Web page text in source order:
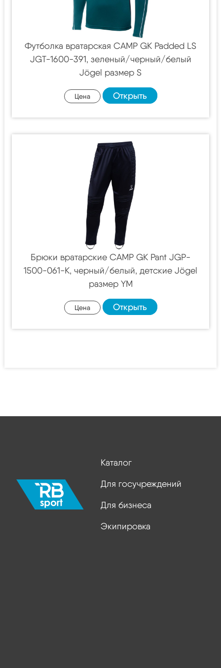
Футболка вратарская CAMP GK Padded LS
JGT-1600-391, зеленый/черный/белый
Jögel размер S
Цена Открыть
Брюки вратарские CAMP GK Pant JGP-
1500-061-K, черный/белый, детские Jögel
размер YM
Цена Открыть
Каталог
Для госучреждений
Для бизнеса
Экипировка